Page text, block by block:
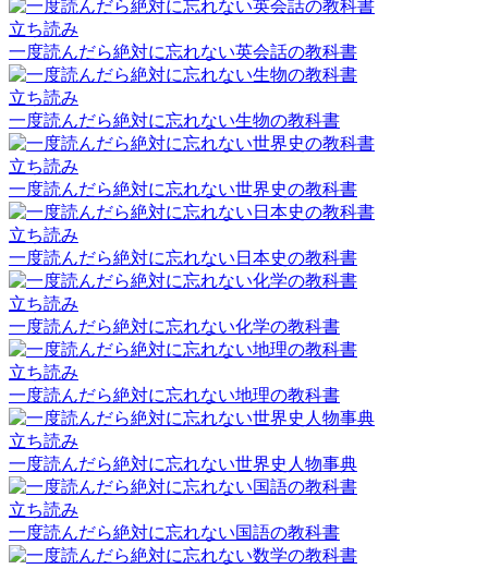
立ち読み
一度読んだら絶対に忘れない英会話の教科書
立ち読み
一度読んだら絶対に忘れない生物の教科書
立ち読み
一度読んだら絶対に忘れない世界史の教科書
立ち読み
一度読んだら絶対に忘れない日本史の教科書
立ち読み
一度読んだら絶対に忘れない化学の教科書
立ち読み
一度読んだら絶対に忘れない地理の教科書
立ち読み
一度読んだら絶対に忘れない世界史人物事典
立ち読み
一度読んだら絶対に忘れない国語の教科書